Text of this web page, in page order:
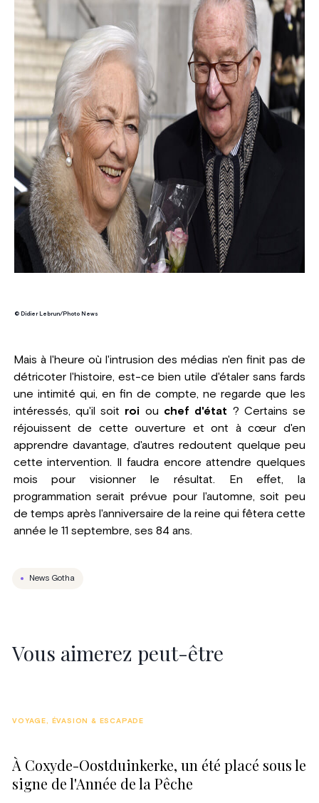
© Didier Lebrun/Photo News
Mais à l'heure où l'intrusion des médias n'en finit pas de
détricoter l'histoire, est-ce bien utile d'étaler sans fards
une intimité qui, en fin de compte, ne regarde que les
intéressés, qu'il soit roi ou chef d'état ? Certains se
réjouissent de cette ouverture et ont à cœur d'en
apprendre davantage, d'autres redoutent quelque peu
cette intervention. Il faudra encore attendre quelques
mois pour visionner le résultat. En effet, la
programmation serait prévue pour l'automne, soit peu
de temps après l'anniversaire de la reine qui fêtera cette
année le 11 septembre, ses 84 ans.
News Gotha
Vous aimerez peut-être
À Coxyde-Oostduinkerke, un été placé sous le
signe de l'Année de la Pêche
VOYAGE, ÉVASION & ESCAPADE